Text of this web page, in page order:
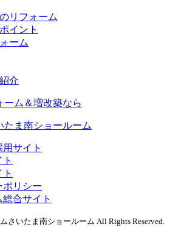
リフォーム
イント
ーム
介
ーム＆増改築なら
用サイト
ポリシー
合サイト
さいたま南ショールーム All Rights Reserved.